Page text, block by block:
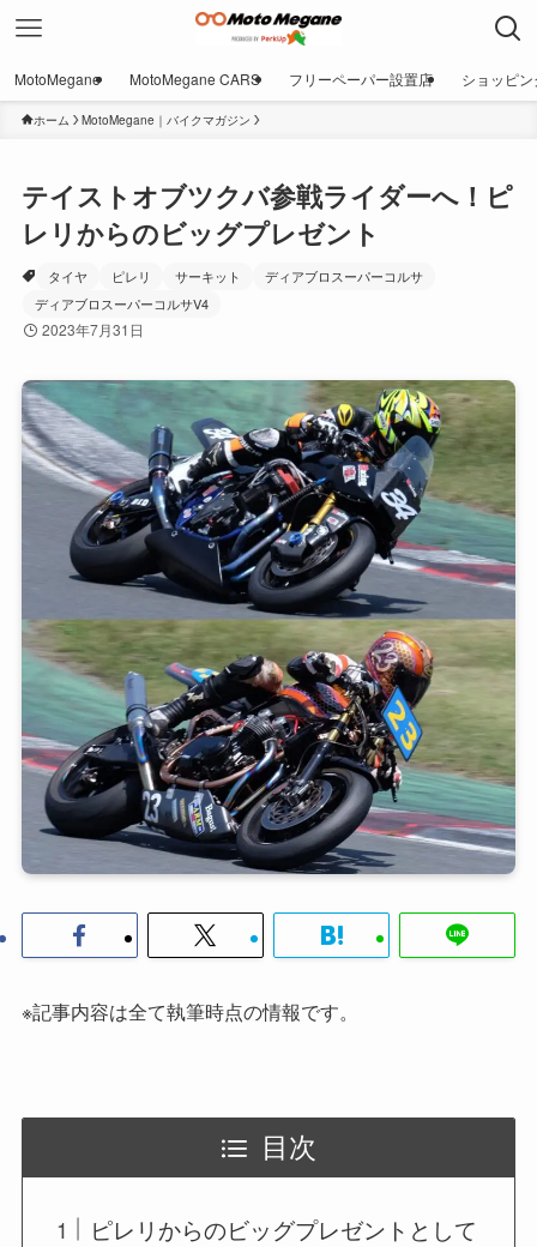
MotoMegane MotoMegane CARS フリーペーパー設置店 ショッピン
ホーム MotoMegane｜バイクマガジン
テイストオブツクバ参戦ライダーへ！ピ
レリからのビッグプレゼント
タイヤ ピレリ サーキット
ディアブロスーパーコルサ
ディアブロスーパーコルサV4
2023年7月31日
※記事内容は全て執筆時点の情報です。
目次
ピレリからのビッグプレゼントとして